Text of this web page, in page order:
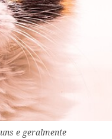
e geralmente